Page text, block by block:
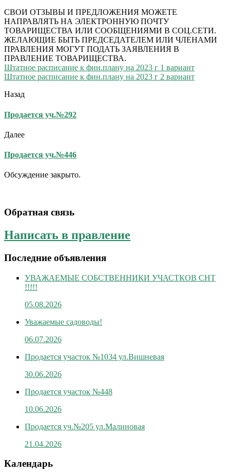
СВОИ ОТЗЫВЫ И ПРЕДЛОЖЕНИЯ МОЖЕТЕ
НАПРАВЛЯТЬ НА ЭЛЕКТРОННУЮ ПОЧТУ
ТОВАРИЩЕСТВА ИЛИ СООБЩЕНИЯМИ В СОЦ.СЕТИ.
ЖЕЛАЮЩИЕ БЫТЬ ПРЕДСЕДАТЕЛЕМ ИЛИ ЧЛЕНАМИ
ПРАВЛЕНИЯ МОГУТ ПОДАТЬ ЗАЯВЛЕНИЯ В
ПРАВЛЕНИЕ ТОВАРИЩЕСТВА.
Штатное расписание к фин.плану на 2023 г 1 вариант
Штатное расписание к фин.плану на 2023 г 2 вариант
Назад
Продается уч.№292
Далее
Продается уч.№446
Обсуждение закрыто.
Обратная связь
Написать в правление
Последние объявления
УВАЖАЕМЫЕ СОБСТВЕННИКИ УЧАСТКОВ СНТ
!!!!!
05.08.2026
Уважаемые садоводы!
06.07.2026
Продается участок №1034 ул.Вишневая
30.06.2026
Продается участок №448
10.06.2026
Продается уч.№205 ул.Малиновая
21.04.2026
Календарь